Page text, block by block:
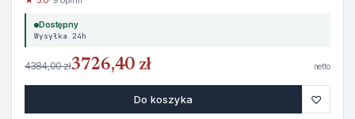
Dostępny
Wysyłka 24h
4384,00 zł3726,40 zł netto
Do koszyka ♡